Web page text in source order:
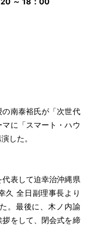
南泰裕氏が「次世代
に「スマート・ハウ
した。
表して迫幸治沖縄県
久 全日副理事長より
。最後に、木ノ内諭
をして、閉会式を締